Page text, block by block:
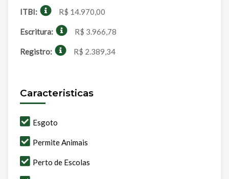
ITBI: R$ 14.970,00
Escritura: R$ 3.966,78
Registro: R$ 2.389,34
Caracteristicas
Esgoto
Permite Animais
Perto de Escolas